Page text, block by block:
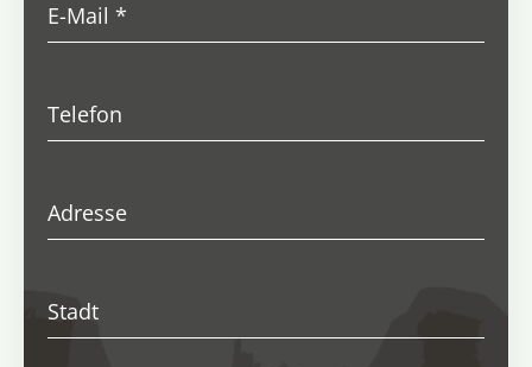
E-Mail*
Telefon
Adresse
Stadt